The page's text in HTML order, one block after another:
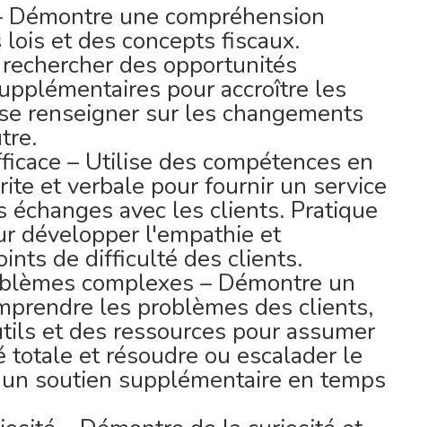
Démontre une compréhension
et des concepts fiscaux.
des opportunités
pour accroître les
renseigner sur les changements
– Utilise des compétences en
et verbale pour fournir un service
échanges avec les clients. Pratique
développer l'empathie et
de difficulté des clients.
complexes – Démontre un
les problèmes des clients,
et des ressources pour assumer
totale et résoudre ou escalader le
soutien supplémentaire en temps